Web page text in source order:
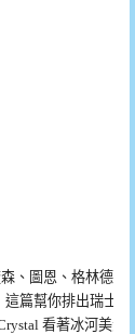
、圖恩、格林德
這篇幫你排出瑞士
看著冰河美景